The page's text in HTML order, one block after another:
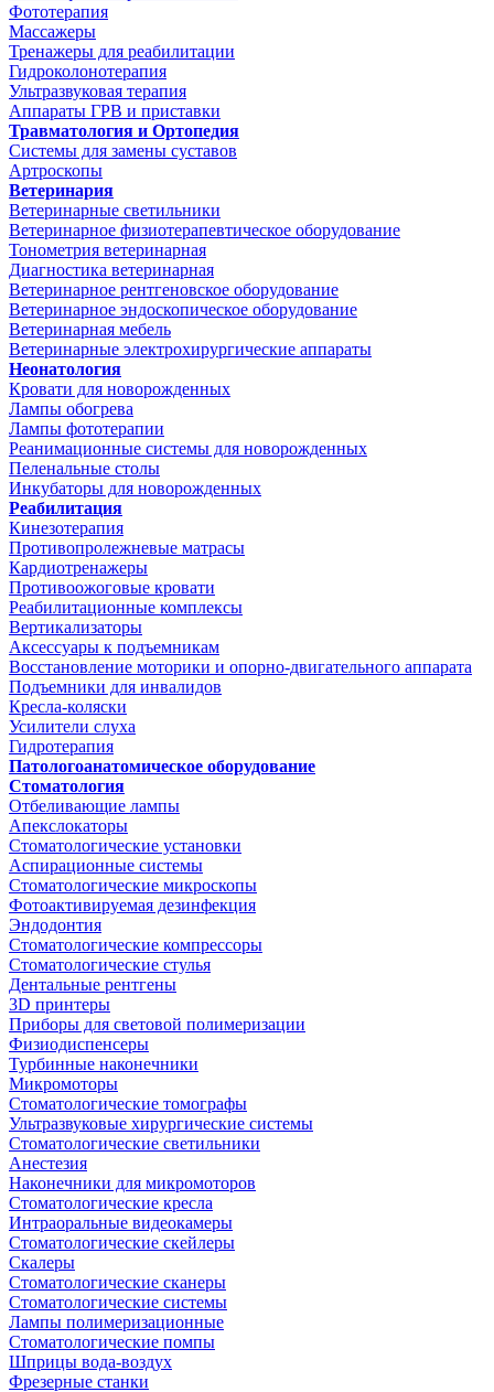
Фототерапия
Массажеры
Тренажеры для реабилитации
Гидроколонотерапия
Ультразвуковая терапия
Аппараты ГРВ и приставки
Травматология и Ортопедия
Системы для замены суставов
Артроскопы
Ветеринария
Ветеринарные светильники
Ветеринарное физиотерапевтическое оборудование
Тонометрия ветеринарная
Диагностика ветеринарная
Ветеринарное рентгеновское оборудование
Ветеринарное эндоскопическое оборудование
Ветеринарная мебель
Ветеринарные электрохирургические аппараты
Неонатология
Кровати для новорожденных
Лампы обогрева
Лампы фототерапии
Реанимационные системы для новорожденных
Пеленальные столы
Инкубаторы для новорожденных
Реабилитация
Кинезотерапия
Противопролежневые матрасы
Кардиотренажеры
Противоожоговые кровати
Реабилитационные комплексы
Вертикализаторы
Аксессуары к подъемникам
Восстановление моторики и опорно-двигательного аппарата
Подъемники для инвалидов
Кресла-коляски
Усилители слуха
Гидротерапия
Патологоанатомическое оборудование
Стоматология
Отбеливающие лампы
Апекслокаторы
Стоматологические установки
Аспирационные системы
Стоматологические микроскопы
Фотоактивируемая дезинфекция
Эндодонтия
Стоматологические компрессоры
Стоматологические стулья
Дентальные рентгены
3D принтеры
Приборы для световой полимеризации
Физиодиспенсеры
Турбинные наконечники
Микромоторы
Стоматологические томографы
Ультразвуковые хирургические системы
Стоматологические светильники
Анестезия
Наконечники для микромоторов
Стоматологические кресла
Интраоральные видеокамеры
Стоматологические скейлеры
Скалеры
Стоматологические сканеры
Стоматологические системы
Лампы полимеризационные
Стоматологические помпы
Шприцы вода-воздух
Фрезерные станки